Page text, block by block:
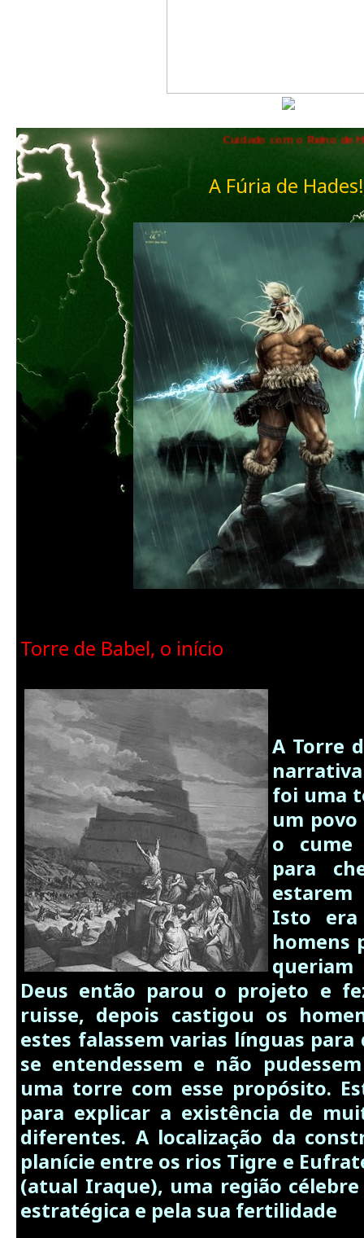
Cuidado com o Reino de Hades!
A Fúria de Hades!
Torre de Babel, o início
A Torre
foi uma
um
o cume
para
Isto
homens
Deus então parou o projeto e
ruisse, depois castigou os
estes falassem varias línguas
se entendessem e não
uma torre com esse propósito.
para explicar a existência de
diferentes. A localização da
planície entre os rios Tigre e
(atual Iraque), uma região
estratégica e pela sua fertilidade